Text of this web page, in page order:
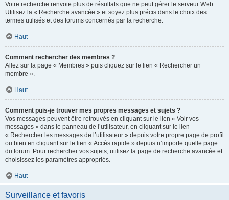
Votre recherche renvoie plus de résultats que ne peut gérer le serveur Web.
Utilisez la « Recherche avancée » et soyez plus précis dans le choix des
termes utilisés et des forums concernés par la recherche.
Haut
Comment rechercher des membres ?
Allez sur la page « Membres » puis cliquez sur le lien « Rechercher un
membre ».
Haut
Comment puis-je trouver mes propres messages et sujets ?
Vos messages peuvent être retrouvés en cliquant sur le lien « Voir vos
messages » dans le panneau de l’utilisateur, en cliquant sur le lien
« Rechercher les messages de l’utilisateur » depuis votre propre page de profil
ou bien en cliquant sur le lien « Accès rapide » depuis n’importe quelle page
du forum. Pour rechercher vos sujets, utilisez la page de recherche avancée et
choisissez les paramètres appropriés.
Haut
Surveillance et favoris